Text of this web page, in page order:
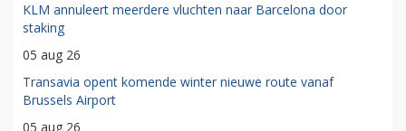
KLM annuleert meerdere vluchten naar Barcelona door
staking
05 aug 26
Transavia opent komende winter nieuwe route vanaf
Brussels Airport
05 aug 26